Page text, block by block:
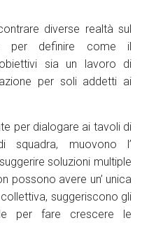
diverse realtà sul
per definire come il
sia un lavoro di
per soli addetti ai
per dialogare ai tavoli di
squadra, muovono l’
soluzioni multiple
possono avere un’ unica
suggeriscono gli
per fare crescere le